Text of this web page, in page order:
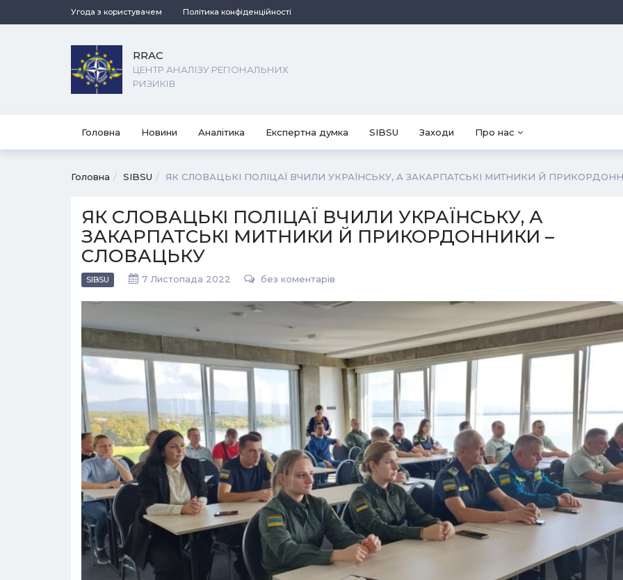
Угода з користувачем Політика конфіденційності
RRAC
ЦЕНТР АНАЛІЗУ РЕГІОНАЛЬНИХ
РИЗИКІВ
Головна Новини Аналітика Експертна думка SIBSU Заходи Про нас
Головна SIBSU ЯК СЛОВАЦЬКІ ПОЛІЦАЇ ВЧИЛИ УКРАЇНСЬКУ, А ЗАКАРПАТСЬКІ МИТНИКИ Й
ЯК СЛОВАЦЬКІ ПОЛІЦАЇ ВЧИЛИ УКРАЇНСЬКУ, А
ЗАКАРПАТСЬКІ МИТНИКИ Й ПРИКОРДОННИКИ –
СЛОВАЦЬКУ
SIBSU 7 Листопада 2022 без коментарів